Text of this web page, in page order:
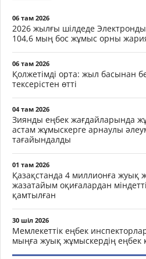
06 там 2026
2026 жылғы шілдеде
104,6 мың бос жұмыс орны
06 там 2026
Қолжетімді орта: жыл басынан
тексерістен өтті
04 там 2026
Зиянды еңбек жағдайларында
астам жұмыскерге арнаулы
тағайындалды
01 там 2026
Қазақстанда 4 миллионға жуық
жазатайым оқиғалардан
қамтылған
30 шіл 2026
Мемлекеттік еңбек
мыңға жуық жұмыскердің еңбек